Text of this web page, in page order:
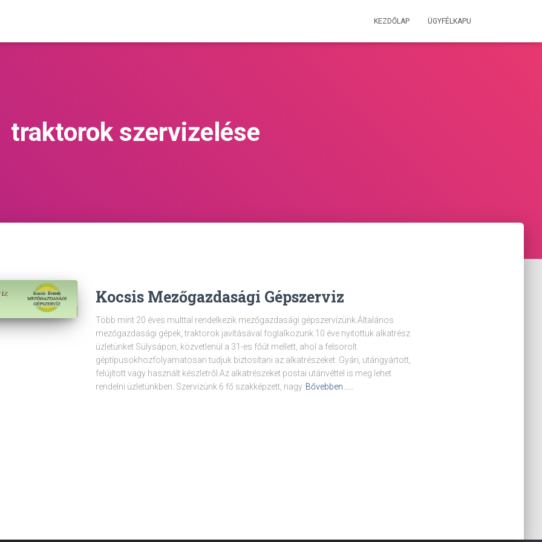
KEZDŐLAP ÜGYFÉLKAPU
traktorok szervizelése
Kocsis Mezőgazdasági Gépszerviz
Több mint 20 éves multtal rendelkezik mezőgazdasági gépszervízünk.Általános
mezőgazdasági gépek, traktorok javításával foglalkozunk.10 éve nyitottuk alkatrész
üzletünket Sülysápon, közvetlenül a 31-es főút mellett, ahol a felsorolt
géptípusokhozfolyamatosan tudjuk biztosítani az alkatrészeket. Gyári, utángyártott,
felújított vagy használt készletről.Az alkatrészeket postai utánvéttel is meg lehet
rendelni üzletünkben. Szervizünk 6 fő szakképzett, nagy Bővebben……